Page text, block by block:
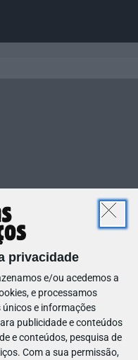
privacidade
e/ou acedemos a
e processamos
e informações
publicidade e conteúdos
e conteúdos, pesquisa de
Com a sua permissão,